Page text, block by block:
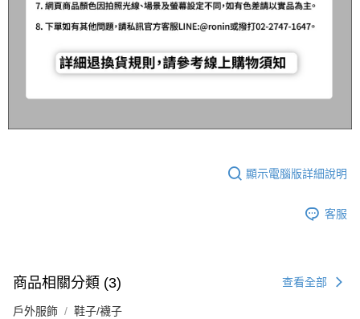
顯示電腦版詳細說明
客服
商品相關分類 (3) 查看全部
戶外服飾 鞋子/襪子